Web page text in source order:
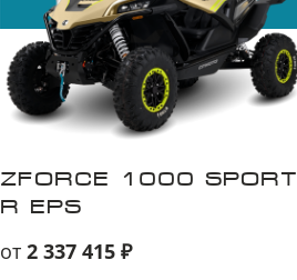
ZFORCE 1000 SPORT
R EPS
от2 337 415 ₽